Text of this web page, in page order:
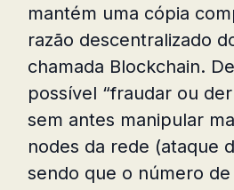
mantém uma cópia
razão descentralizado
chamada Blockchain.
possível “fraudar ou
sem antes manipular
nodes da rede (ataque
sendo que o número